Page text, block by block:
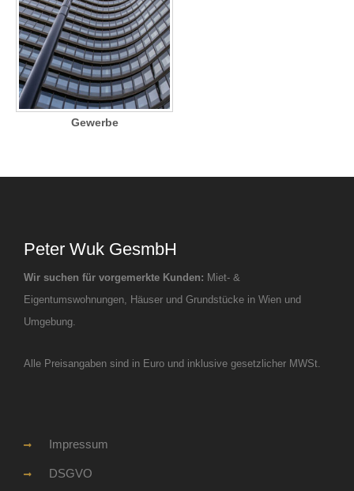
Gewerbe
Peter Wuk GesmbH
Wir suchen für vorgemerkte Kunden: Miet- &
Eigentumswohnungen, Häuser und Grundstücke in Wien und
Umgebung.
Alle Preisangaben sind in Euro und inklusive gesetzlicher MWSt.
Impressum
DSGVO